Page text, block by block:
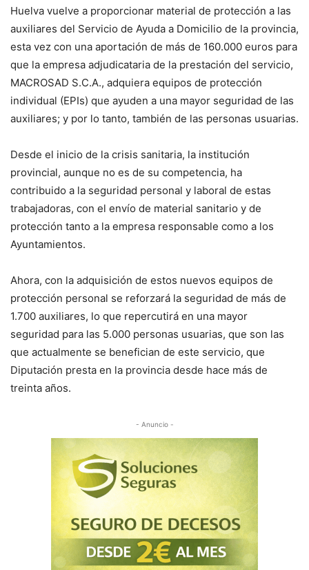
Huelva vuelve a proporcionar material de protección a las
auxiliares del Servicio de Ayuda a Domicilio de la provincia,
esta vez con una aportación de más de 160.000 euros para
que la empresa adjudicataria de la prestación del servicio,
MACROSAD S.C.A., adquiera equipos de protección
individual (EPIs) que ayuden a una mayor seguridad de las
auxiliares; y por lo tanto, también de las personas usuarias.
Desde el inicio de la crisis sanitaria, la institución
provincial, aunque no es de su competencia, ha
contribuido a la seguridad personal y laboral de estas
trabajadoras, con el envío de material sanitario y de
protección tanto a la empresa responsable como a los
Ayuntamientos.
Ahora, con la adquisición de estos nuevos equipos de
protección personal se reforzará la seguridad de más de
1.700 auxiliares, lo que repercutirá en una mayor
seguridad para las 5.000 personas usuarias, que son las
que actualmente se benefician de este servicio, que
Diputación presta en la provincia desde hace más de
treinta años.
- Anuncio -